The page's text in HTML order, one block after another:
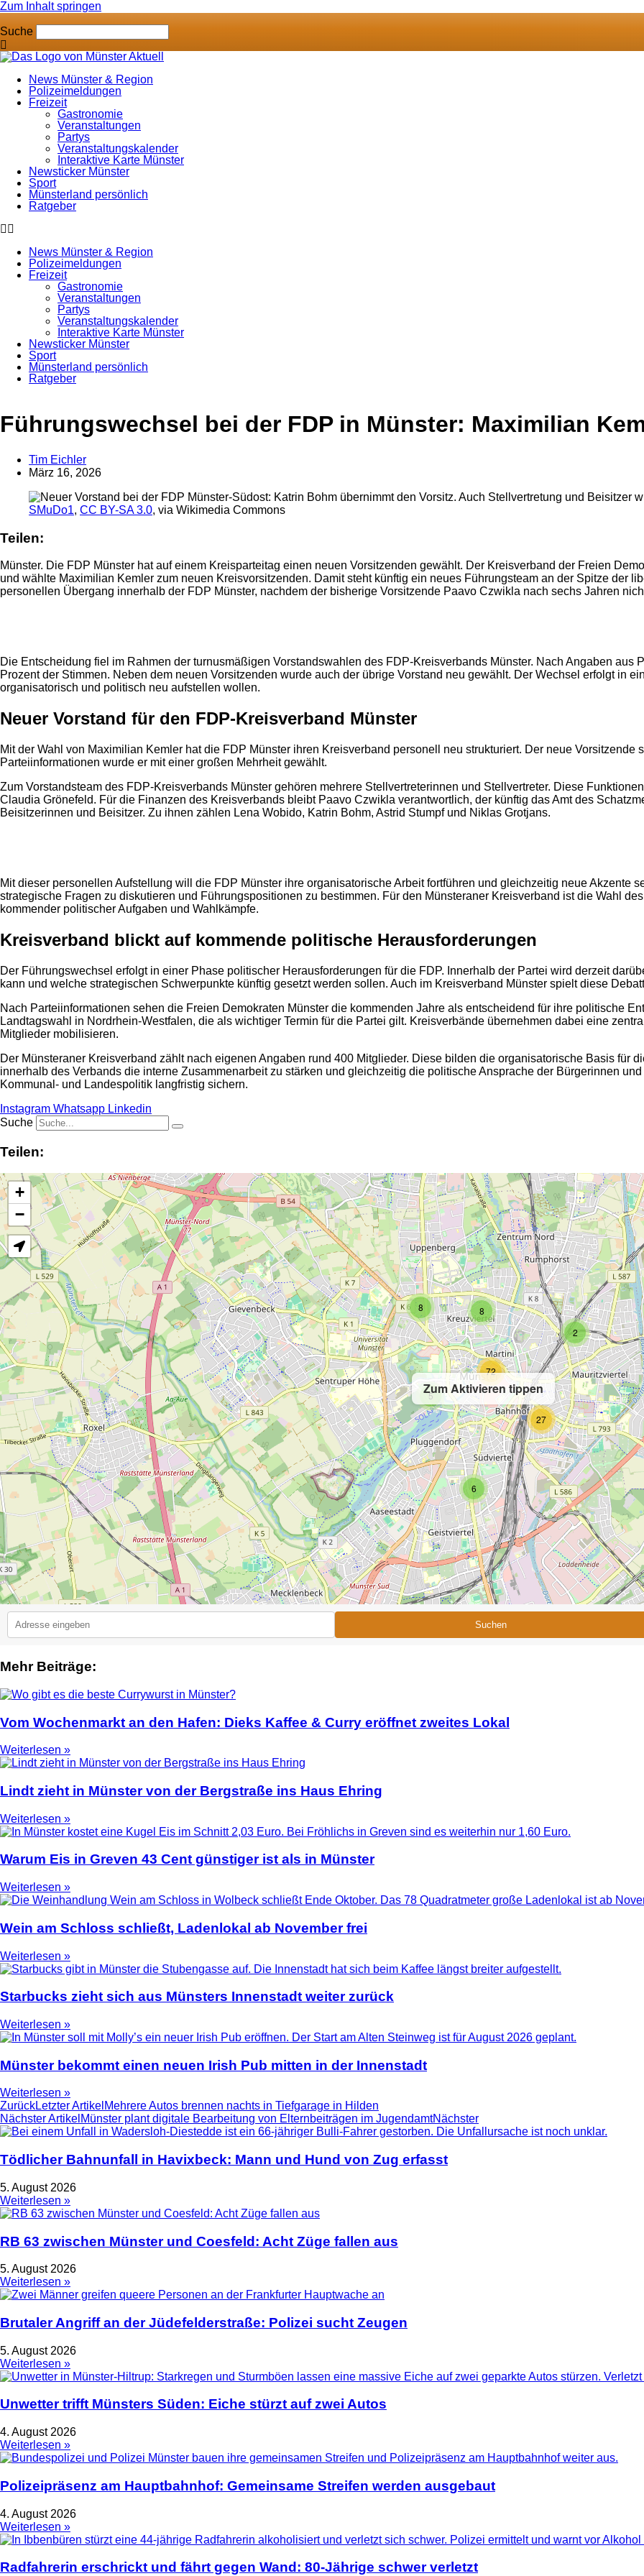
Zum Inhalt springen
Suche
News Münster & Region
Polizeimeldungen
Freizeit
Gastronomie
Veranstaltungen
Partys
Veranstaltungskalender
Interaktive Karte Münster
Newsticker Münster
Sport
Münsterland persönlich
Ratgeber
News Münster & Region
Polizeimeldungen
Freizeit
Gastronomie
Veranstaltungen
Partys
Veranstaltungskalender
Interaktive Karte Münster
Newsticker Münster
Sport
Münsterland persönlich
Ratgeber
Anzeige
Führungswechsel bei der FDP in Münster: Maximilian
Tim Eichler
März 16, 2026
SMuDo1, CC BY-SA 3.0, via Wikimedia Commons
Teilen:
Münster. Die FDP Münster hat auf einem Kreisparteitag einen neuen Vorsitzenden gewählt. Der Kreisverband der Freien
und wählte Maximilian Kemler zum neuen Kreisvorsitzenden. Damit steht künftig ein neues Führungsteam an der Spitze der
personellen Übergang innerhalb der FDP Münster, nachdem der bisherige Vorsitzende Paavo Czwikla nach sechs Jahren
Die Entscheidung fiel im Rahmen der turnusmäßigen Vorstandswahlen des FDP-Kreisverbands Münster. Nach Angaben aus
Prozent der Stimmen. Neben dem neuen Vorsitzenden wurde auch der übrige Vorstand neu gewählt. Der Wechsel erfolgt in
organisatorisch und politisch neu aufstellen wollen.
Neuer Vorstand für den FDP-Kreisverband Münster
Mit der Wahl von Maximilian Kemler hat die FDP Münster ihren Kreisverband personell neu strukturiert. Der neue
Parteiinformationen wurde er mit einer großen Mehrheit gewählt.
Zum Vorstandsteam des FDP-Kreisverbands Münster gehören mehrere Stellvertreterinnen und Stellvertreter. Diese
Claudia Grönefeld. Für die Finanzen des Kreisverbands bleibt Paavo Czwikla verantwortlich, der künftig das Amt des
Beisitzerinnen und Beisitzer. Zu ihnen zählen Lena Wobido, Katrin Bohm, Astrid Stumpf und Niklas Grotjans.
Mit dieser personellen Aufstellung will die FDP Münster ihre organisatorische Arbeit fortführen und gleichzeitig neue Akzente
strategische Fragen zu diskutieren und Führungspositionen zu bestimmen. Für den Münsteraner Kreisverband ist die Wahl
kommender politischer Aufgaben und Wahlkämpfe.
Kreisverband blickt auf kommende politische Herausforderungen
Der Führungswechsel erfolgt in einer Phase politischer Herausforderungen für die FDP. Innerhalb der Partei wird derzeit
kann und welche strategischen Schwerpunkte künftig gesetzt werden sollen. Auch im Kreisverband Münster spielt diese
Nach Parteiinformationen sehen die Freien Demokraten Münster die kommenden Jahre als entscheidend für ihre politische
Landtagswahl in Nordrhein-Westfalen, die als wichtiger Termin für die Partei gilt. Kreisverbände übernehmen dabei eine
Mitglieder mobilisieren.
Der Münsteraner Kreisverband zählt nach eigenen Angaben rund 400 Mitglieder. Diese bilden die organisatorische Basis für
innerhalb des Verbands die interne Zusammenarbeit zu stärken und gleichzeitig die politische Ansprache der Bürgerinnen
Kommunal- und Landespolitik langfristig sichern.
Instagram Whatsapp Linkedin
Suche
Teilen:
Zum Aktivieren tippen
2
8
6
8
27
5
72
+
−
Suchen
Mehr Beiträge:
Vom Wochenmarkt an den Hafen: Dieks Kaffee & Curry eröffnet zweites Lokal
Weiterlesen »
Lindt zieht in Münster von der Bergstraße ins Haus Ehring
Weiterlesen »
Warum Eis in Greven 43 Cent günstiger ist als in Münster
Weiterlesen »
Wein am Schloss schließt, Ladenlokal ab November frei
Weiterlesen »
Starbucks zieht sich aus Münsters Innenstadt weiter zurück
Weiterlesen »
Münster bekommt einen neuen Irish Pub mitten in der Innenstadt
Weiterlesen »
ZurückLetzter Artikel Mehrere Autos brennen nachts in Tiefgarage in Hilden
Nächster Artikel Münster plant digitale Bearbeitung von Elternbeiträgen im JugendamtNächster
Tödlicher Bahnunfall in Havixbeck: Mann und Hund von Zug erfasst
5. August 2026
Weiterlesen »
RB 63 zwischen Münster und Coesfeld: Acht Züge fallen aus
5. August 2026
Weiterlesen »
Brutaler Angriff an der Jüdefelderstraße: Polizei sucht Zeugen
5. August 2026
Weiterlesen »
Unwetter trifft Münsters Süden: Eiche stürzt auf zwei Autos
4. August 2026
Weiterlesen »
Polizeipräsenz am Hauptbahnhof: Gemeinsame Streifen werden ausgebaut
4. August 2026
Weiterlesen »
Radfahrerin erschrickt und fährt gegen Wand: 80-Jährige schwer verletzt